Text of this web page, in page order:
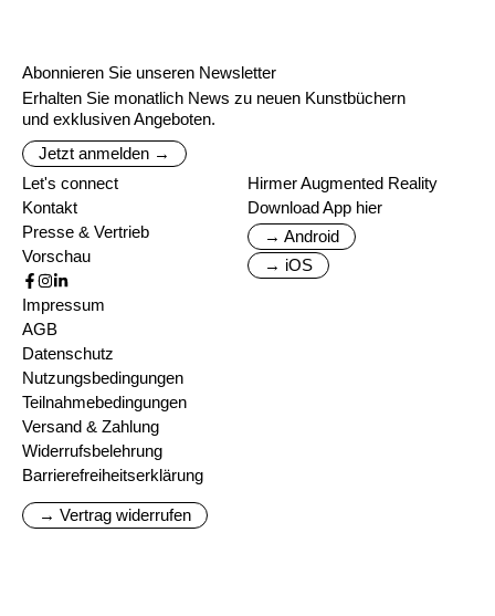
Abonnieren Sie unseren Newsletter
Erhalten Sie monatlich News zu neuen Kunstbüchern
und exklusiven Angeboten.
Jetzt anmelden →
Let's connect
Kontakt
Presse & Vertrieb
Vorschau
Hirmer Augmented Reality
Download App hier
→ Android
→ iOS
Impressum
AGB
Datenschutz
Nutzungsbedingungen
Teilnahmebedingungen
Versand & Zahlung
Widerrufsbelehrung
Barrierefreiheitserklärung
→ Vertrag widerrufen